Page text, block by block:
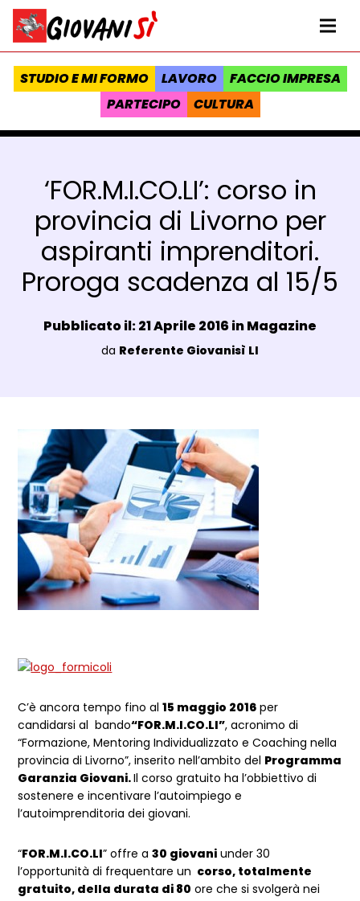
Vai al contenuto
Homepage Giovanisì - Progetto della Regione Toscana
STUDIO E MI FORMO LAVORO
FACCIO IMPRESA
PARTECIPO
CULTURA
‘FOR.M.I.CO.LI’: corso in
provincia di Livorno per
aspiranti imprenditori.
Proroga scadenza al 15/5
Data e ora:
Pubblicato il: 21 Aprile 2016 inMagazine
Luogo:
da Referente Giovanisì LI
Dettagli Post Magazine
C’è ancora tempo fino al15 maggio 2016 per
candidarsi al bando“FOR.M.I.CO.LI”, acronimo di
“Formazione, Mentoring Individualizzato e Coaching nella
provincia di Livorno”, inserito nell’ambito del Programma
Garanzia Giovani.Il corso gratuito ha l’obbiettivo di
sostenere e incentivare l’autoimpiego e
l’autoimprenditoria dei giovani.
“FOR.M.I.CO.LI” offre a30 giovani under 30
l’opportunità di frequentare un corso, totalmente
gratuito, della durata di 80 ore che si svolgerà nei